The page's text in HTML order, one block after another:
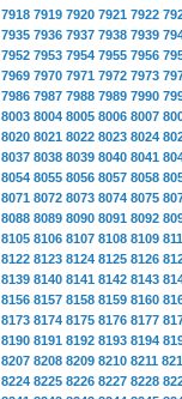
7918 7919 7920 7921 7922
7935 7936 7937 7938 7939
7952 7953 7954 7955 7956
7969 7970 7971 7972 7973
7986 7987 7988 7989 7990
8003 8004 8005 8006 8007
8020 8021 8022 8023 8024
8037 8038 8039 8040 8041
8054 8055 8056 8057 8058
8071 8072 8073 8074 8075
8088 8089 8090 8091 8092
8105 8106 8107 8108 8109
8122 8123 8124 8125 8126
8139 8140 8141 8142 8143
8156 8157 8158 8159 8160
8173 8174 8175 8176 8177
8190 8191 8192 8193 8194
8207 8208 8209 8210 8211
8224 8225 8226 8227 8228